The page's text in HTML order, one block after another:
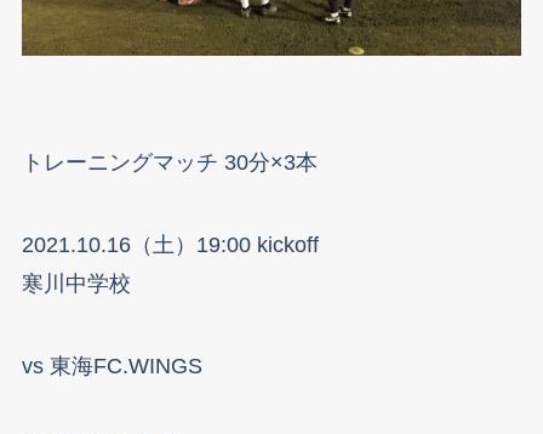
トレーニングマッチ 30分×3本
2021.10.16（土）19:00 kickoff
寒川中学校
vs 東海FC.WINGS